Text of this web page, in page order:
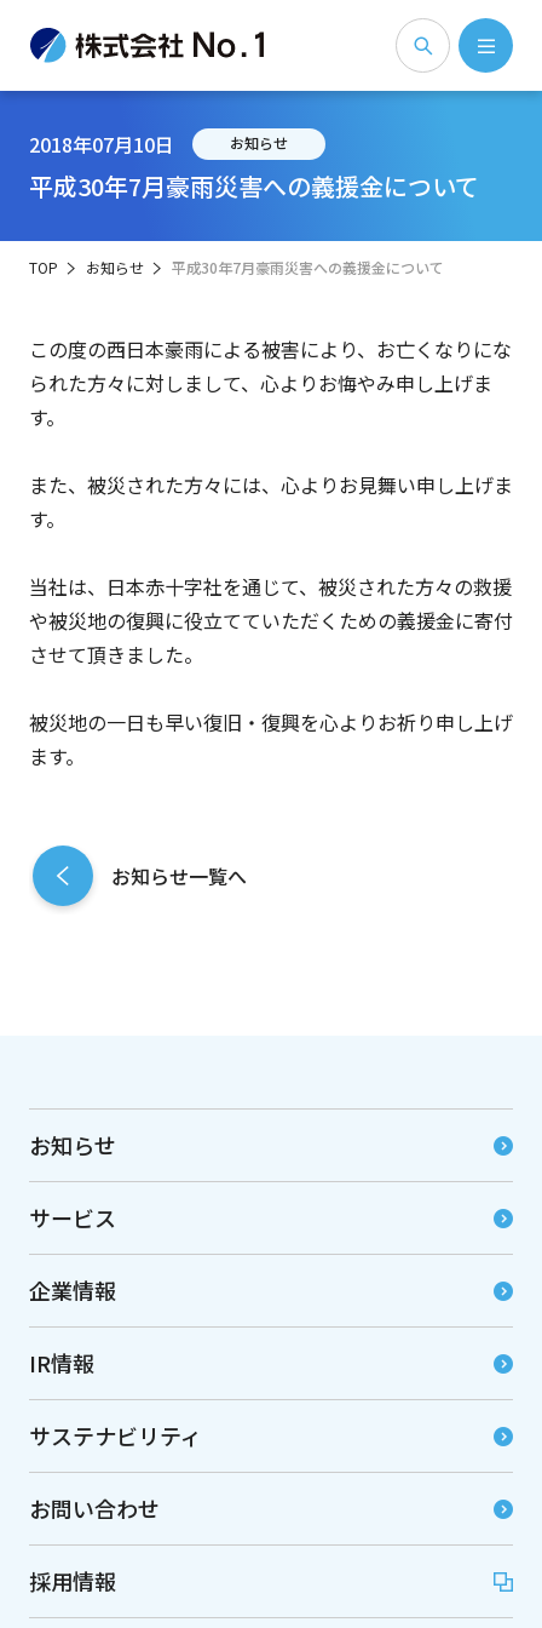
2018年07月10日 お知らせ
平成30年7月豪雨災害への義援金について
TOP お知らせ 平成30年7月豪雨災害への義援金について
この度の西日本豪雨による被害により、お亡くなりにな
られた方々に対しまして、心よりお悔やみ申し上げま
す。
また、被災された方々には、心よりお見舞い申し上げま
す。
当社は、日本赤十字社を通じて、被災された方々の救援
や被災地の復興に役立てていただくための義援金に寄付
させて頂きました。
被災地の一日も早い復旧・復興を心よりお祈り申し上げ
ます。
お知らせ一覧へ
お知らせ
サービス
企業情報
IR情報
サステナビリティ
お問い合わせ
採用情報